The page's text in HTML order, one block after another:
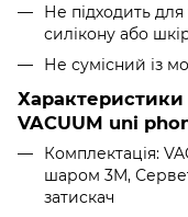
Не підходить для
силікону або
Не сумісний із
VACUUM uni
Комплектація:
шаром 3M,
затискач